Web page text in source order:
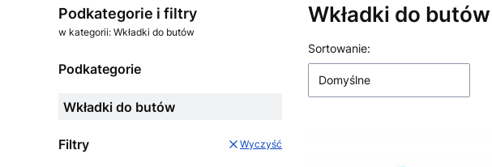
Podkategorie i filtry
w kategorii: Wkładki do butów
Podkategorie
Wkładki do butów
Filtry Wyczyść
Wkładki do butów
Lista produktów
Sortowanie:
Domyślne